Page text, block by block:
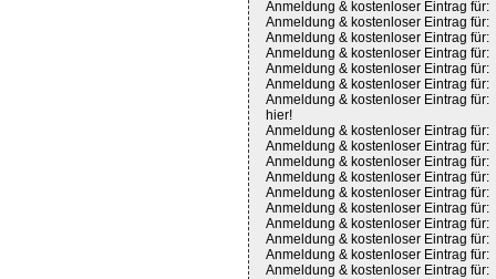
Anmeldung & kostenloser Eintrag für:
Anmeldung & kostenloser Eintrag für:
Anmeldung & kostenloser Eintrag für:
Anmeldung & kostenloser Eintrag für:
Anmeldung & kostenloser Eintrag für:
Anmeldung & kostenloser Eintrag für:
Anmeldung & kostenloser Eintrag für:
hier!
Anmeldung & kostenloser Eintrag für:
Anmeldung & kostenloser Eintrag für:
Anmeldung & kostenloser Eintrag für:
Anmeldung & kostenloser Eintrag für:
Anmeldung & kostenloser Eintrag für:
Anmeldung & kostenloser Eintrag für:
Anmeldung & kostenloser Eintrag für:
Anmeldung & kostenloser Eintrag für:
Anmeldung & kostenloser Eintrag für:
Anmeldung & kostenloser Eintrag für: